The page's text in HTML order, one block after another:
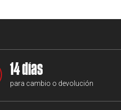
14 días
para cambio o devolución